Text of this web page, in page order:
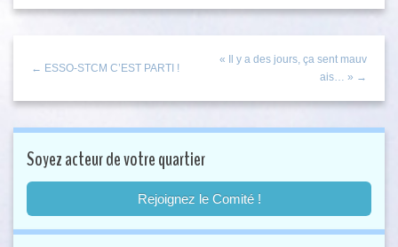
← ESSO-STCM C’EST PARTI !
« Il y a des jours, ça sent mauv
ais… » →
Soyez acteur de votre quartier
Rejoignez le Comité !